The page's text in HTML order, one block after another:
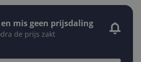
mis geen prijsdaling
de prijs zakt